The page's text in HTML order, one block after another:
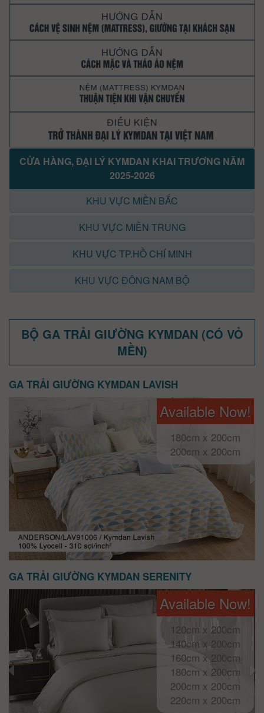
CỬA HÀNG, ĐẠI LÝ KYMDAN KHAI TRƯƠNG NĂM
2025-2026
KHU VỰC MIỀN BẮC
KHU VỰC MIỀN TRUNG
KHU VỰC TP.HỒ CHÍ MINH
KHU VỰC ĐÔNG NAM BỘ
BỘ GA TRẢI GIƯỜNG KYMDAN (CÓ VỎ
MỀN)
GA TRẢI GIƯỜNG KYMDAN LAVISH
Available Now!
180cm x 200cm
200cm x 200cm
GA TRẢI GIƯỜNG KYMDAN SERENITY
Available Now!
120cm x 200cm
140cm x 200cm
160cm x 200cm
180cm x 200cm
200cm x 200cm
220cm x 200cm